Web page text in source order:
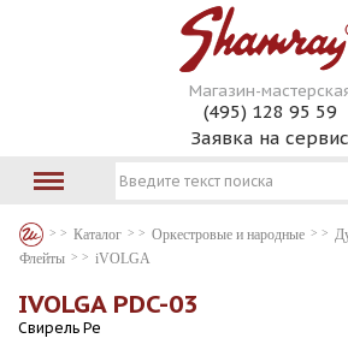
Магазин-
(495) 128 95 59
Заявка на сервис
Каталог Оркестровые и народные
Флейты
iVOLGA
IVOLGA PDC-03
Свирель Ре